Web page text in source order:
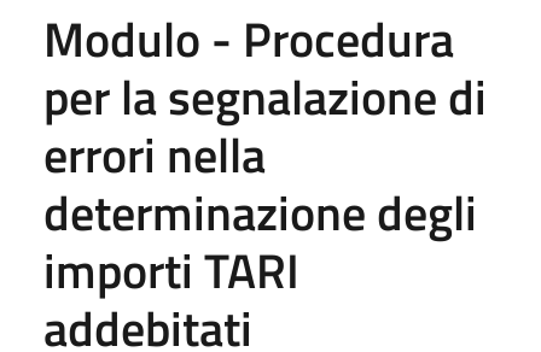
Modulo - Procedura
per la segnalazione di
errori nella
determinazione degli
importi TARI
addebitati